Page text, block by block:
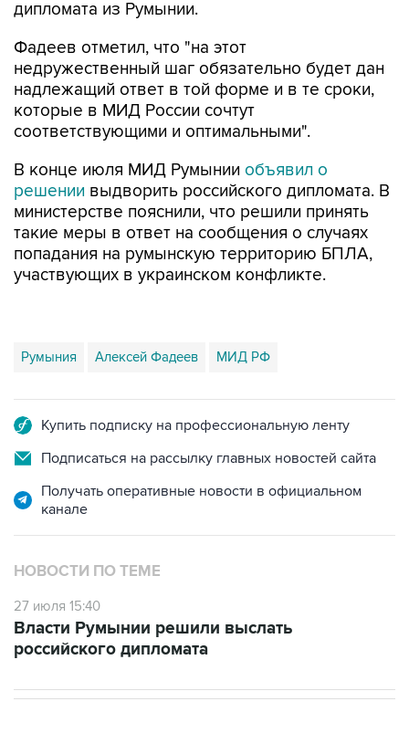
дипломата из Румынии.
Фадеев отметил, что "на этот
недружественный шаг обязательно будет дан
надлежащий ответ в той форме и в те сроки,
которые в МИД России сочтут
соответствующими и оптимальными".
В конце июля МИД Румынии объявил о
решении выдворить российского дипломата. В
министерстве пояснили, что решили принять
такие меры в ответ на сообщения о случаях
попадания на румынскую территорию БПЛА,
участвующих в украинском конфликте.
Румыния Алексей Фадеев МИД РФ
Купить подписку на профессиональную ленту
Подписаться на рассылку главных новостей сайта
Получать оперативные новости в официальном
канале
НОВОСТИ ПО ТЕМЕ
27 июля 15:40
Власти Румынии решили выслать
российского дипломата